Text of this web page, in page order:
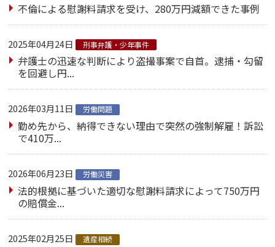
不倫による慰謝料請求を受け、280万円減額できた事例
2025年04月24日 刑事弁護・少年事件
弁護士の迅速な判断により盗撮事案で自首。逮捕・勾留
を回避し円...
2026年03月11日 労働問題
勤め先から、納得できない理由で突然の強制解雇！訴訟
で410万...
2026年06月23日 労働災害
法的根拠に基づいた適切な慰謝料請求によって750万円
の賠償金...
2025年02月25日 遺産相続